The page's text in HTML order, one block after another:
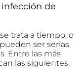
de
trata a tiempo, o
ser serias,
Entre las más
las siguientes: